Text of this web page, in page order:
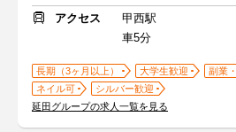
アクセス
甲西駅
車5分
長期（3ヶ月以上） 大学生歓迎
副業
ネイル可
シルバー歓迎
延田グループの求人一覧を見る